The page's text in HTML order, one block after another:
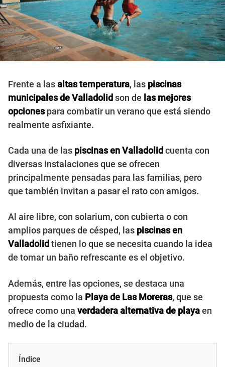
Frente a lasaltas temperatura, las piscinas
municipales de Valladolidson de las mejores
opcionespara combatir un verano que está siendo
realmente asfixiante.
Cada una de las piscinas en Valladolidcuenta con
diversas instalaciones que se ofrecen
principalmente pensadas para las familias, pero
que también invitan a pasar el rato con amigos.
Al aire libre, con solarium, con cubierta o con
amplios parques de césped, las piscinas en
Valladolidtienen lo que se necesita cuando la idea
de tomar un baño refrescante es el objetivo.
Además, entre las opciones, se destaca una
propuesta como la Playa de Las Moreras, que se
ofrece como una verdadera alternativa de playaen
medio de la ciudad.
Índice